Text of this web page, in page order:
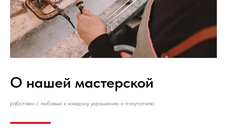
О нашей мастерской
работаем с любовью к каждому украшению и покупателю